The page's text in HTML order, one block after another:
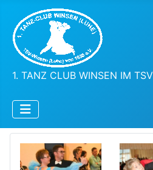
1. TANZ CLUB WINSEN IM